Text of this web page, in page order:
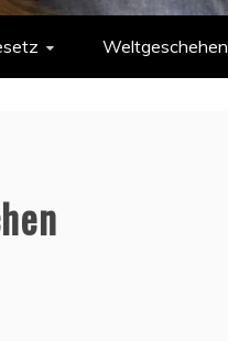
Weltgeschehen